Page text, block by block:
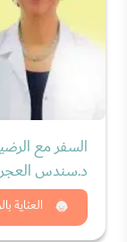
العناية
السفر مع
د.سندس
شاهد